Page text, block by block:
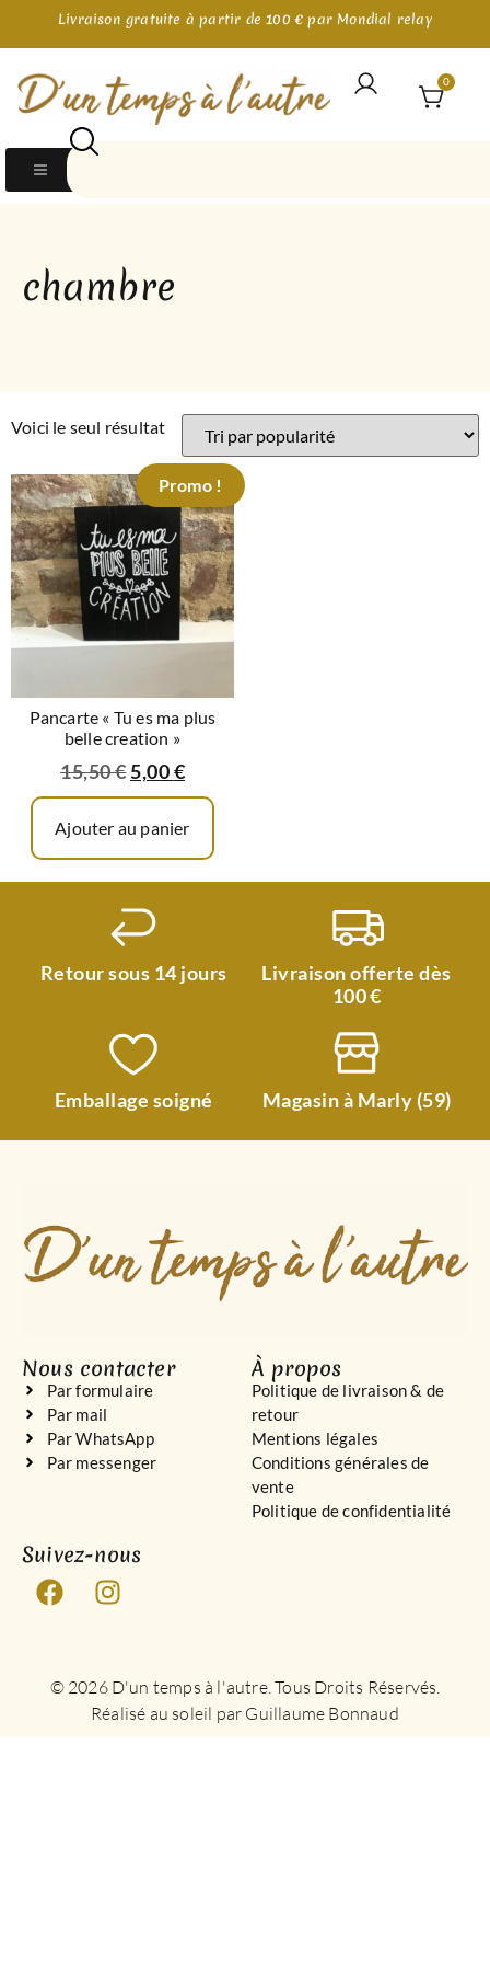
Livraison gratuite à partir de 100 € par Mondial relay
0
chambre
Voici le seul résultat
Promo !
Pancarte « Tu es ma plus
belle creation »
15,50€ 5,00€
Ajouter au panier
Retour sous 14 jours
Livraison offerte dès
100 €
Emballage soigné Magasin à Marly (59)
Nous contacter
Par formulaire
Par mail
Par WhatsApp
Par messenger
À propos
Politique de livraison & de
retour
Mentions légales
Conditions générales de
vente
Politique de confidentialité
Suivez-nous
© 2026 D'un temps à l'autre. Tous Droits Réservés.
Réalisé au soleil par Guillaume Bonnaud